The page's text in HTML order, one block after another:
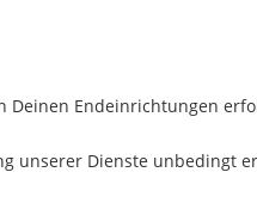
Deinen Endeinrichtungen
unserer Dienste unbedingt